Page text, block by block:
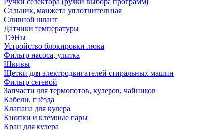
Ручки селектора (ручки выбора программ)
Сальник, манжета уплотнительная
Сливной шланг
Датчики температуры
ТЭНы
Устройство блокировки люка
Фильтр насоса, улитка
Шкивы
Щетки для электродвигателей стиральных машин
Фильтр сетевой
Запчасти для термопотов, кулеров, чайников
Кабели, гнёзда
Клапана для кулера
Кнопки и клемные пары
Кран для кулера